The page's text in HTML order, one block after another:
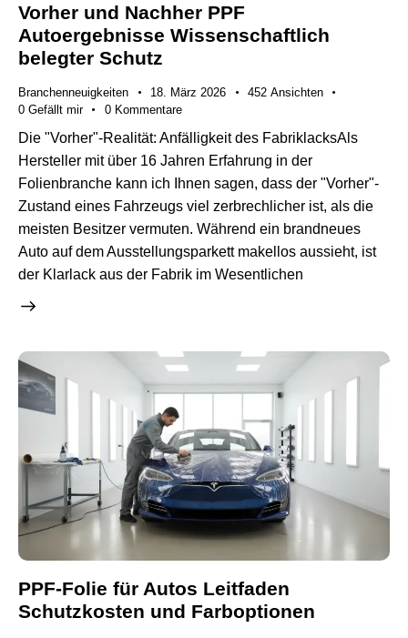
Vorher und Nachher PPF
Autoergebnisse Wissenschaftlich
belegter Schutz
Branchenneuigkeiten 18. März 2026 452 Ansichten
0 Gefällt mir 0 Kommentare
Die "Vorher"-Realität: Anfälligkeit des FabriklacksAls
Hersteller mit über 16 Jahren Erfahrung in der
Folienbranche kann ich Ihnen sagen, dass der "Vorher"-
Zustand eines Fahrzeugs viel zerbrechlicher ist, als die
meisten Besitzer vermuten. Während ein brandneues
Auto auf dem Ausstellungsparkett makellos aussieht, ist
der Klarlack aus der Fabrik im Wesentlichen
PPF-Folie für Autos Leitfaden
Schutzkosten und Farboptionen